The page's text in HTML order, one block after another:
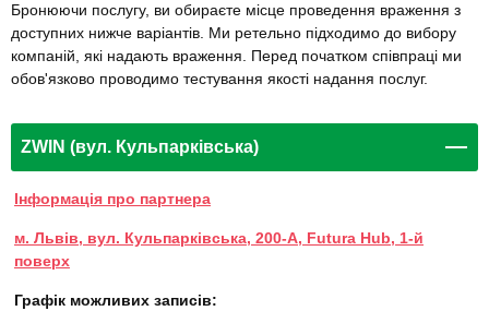
Бронюючи послугу, ви обираєте місце проведення враження з
доступних нижче варіантів. Ми ретельно підходимо до вибору
компаній, які надають враження. Перед початком співпраці ми
обов'язково проводимо тестування якості надання послуг.
ZWIN (вул. Кульпарківська)
Інформація про партнера
м. Львів, вул. Кульпарківська, 200-А, Futura Hub, 1-й
поверх
Графік можливих записів: